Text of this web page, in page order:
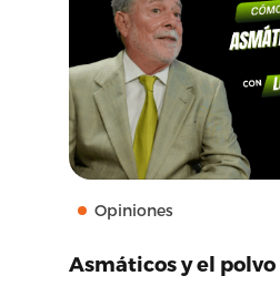
Opiniones
Asmáticos y el polvo